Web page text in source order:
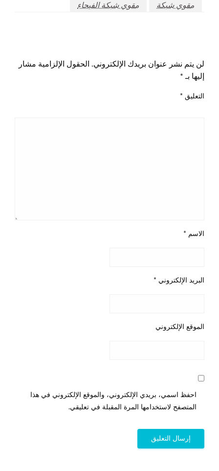
مقوي شبكة مقوي شبكة الفيحاء
لن يتم نشر عنوان بريدك الإلكتروني.
الحقول الإلزامية مشار
إليها بـ *
التعليق *
الاسم *
البريد الإلكتروني *
الموقع الإلكتروني
احفظ اسمي، بريدي الإلكتروني، والموقع الإلكتروني في هذا
المتصفح لاستخدامها المرة المقبلة في تعليقي.